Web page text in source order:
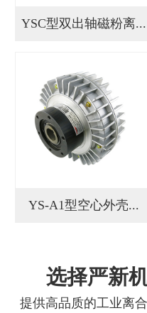
YSC型双出轴磁粉离...
YS-A1型空心外壳...
选择严新
提供高品质的工业离